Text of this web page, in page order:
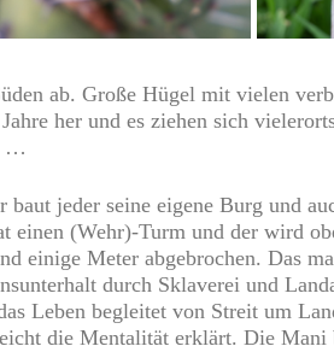
ab. Große Hügel mit vielen
her und es ziehen sich
…
jeder seine eigene Burg und
einen (Wehr)-Turm und der wird
einige Meter abgebrochen. Das
durch Sklaverei und
Leben begleitet von Streit um
die Mentalität erklärt. Die